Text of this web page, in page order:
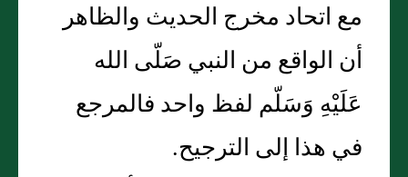
مع اتحاد مخرج الحديث والظاهر
أن الواقع من النبي صَلّى الله
عَلَيْهِ وَسَلّم لفظ واحد فالمرجع
في هذا إلى الترجيح.